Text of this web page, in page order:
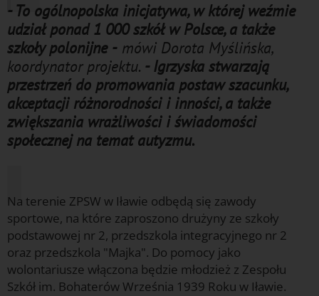
- To ogólnopolska inicjatywa, w której weźmie
udział ponad 1 000 szkół w Polsce, a także
szkoły polonijne - mówi Dorota Myślińska,
koordynator projektu. - Igrzyska stwarzają
przestrzeń do promowania postaw szacunku,
akceptacji różnorodności i inności, a także
zwiększania wrażliwości i świadomości
społecznej na temat autyzmu.
Na terenie ZPSW w Iławie odbędą się zawody
sportowe, na które zaproszono drużyny ze szkoły
podstawowej nr 2, przedszkola integracyjnego nr 2
oraz przedszkola "Majka". Do pomocy jako
wolontariusze włączona będzie młodzież z Zespołu
Szkół im. Bohaterów Września 1939 Roku w Iławie.